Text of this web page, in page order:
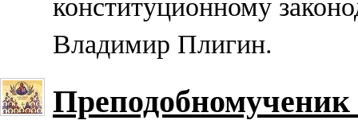
Владимир Плигин.